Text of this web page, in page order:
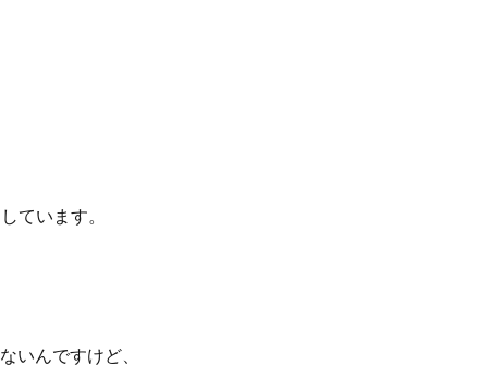
ています。
いんですけど、